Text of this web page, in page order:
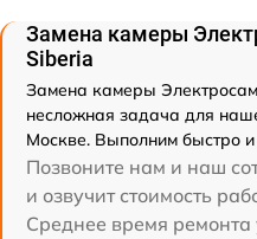
Замена камеры
Siberia
Замена камеры
несложная задача для
Москве. Выполним быстро и
Позвоните нам и наш
и озвучит стоимость
Среднее время ремонта